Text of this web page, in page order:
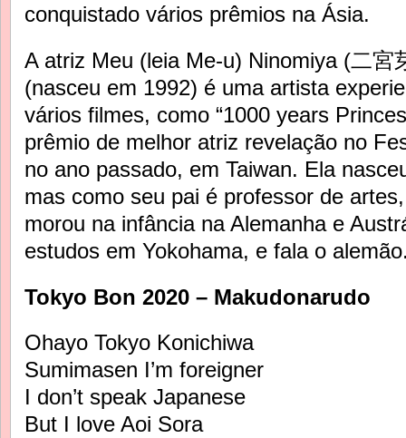
conquistado vários prêmios na Ásia.
A atriz Meu (leia Me-u) Ninomiya (二宮
(nasceu em 1992) é uma artista
vários filmes, como “1000 years
prêmio de melhor atriz revelação no
no ano passado, em Taiwan. Ela
mas como seu pai é professor de
morou na infância na Alemanha e
estudos em Yokohama, e fala o
Tokyo Bon 2020 – Makudonarudo
Ohayo Tokyo Konichiwa
Sumimasen I’m foreigner
I don’t speak Japanese
But I love Aoi Sora